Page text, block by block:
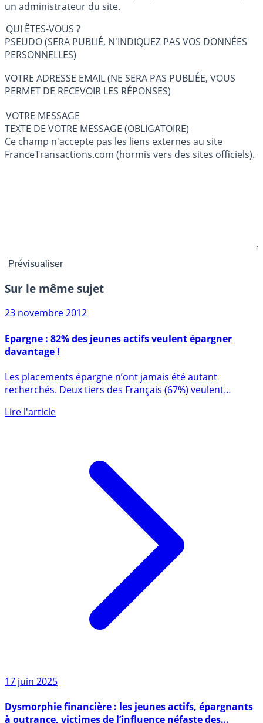
un administrateur du site.
QUI ÊTES-VOUS ?
PSEUDO (SERA PUBLIÉ, N'INDIQUEZ PAS VOS DONNÉES
PERSONNELLES)
VOTRE ADRESSE EMAIL (NE SERA PAS PUBLIÉE, VOUS
PERMET DE RECEVOIR LES RÉPONSES)
VOTRE MESSAGE
TEXTE DE VOTRE MESSAGE (OBLIGATOIRE)
Ce champ n'accepte pas les liens externes au site
FranceTransactions.com (hormis vers des sites officiels).
Sur le même sujet
23 novembre 2012
Epargne : 82% des jeunes actifs veulent épargner
davantage !
recherchés. Deux tiers des Français (67%) veulent
17 juin 2025